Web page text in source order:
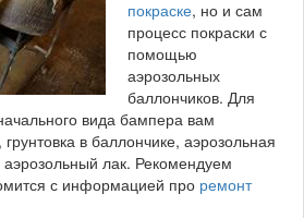
покраске, но и сам
процесс покраски с
помощью
аэрозольных
баллончиков. Для
вида бампера вам
в баллончике, аэрозольная
аэрозольный лак. Рекомендуем
с информацией про ремонт